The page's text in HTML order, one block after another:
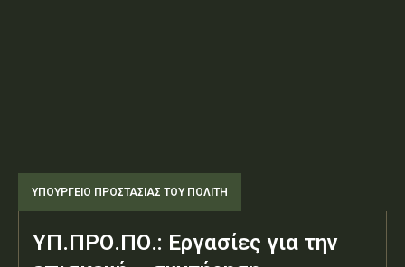
ΥΠΟΥΡΓΕΊΟ ΠΡΟΣΤΑΣΊΑΣ ΤΟΥ ΠΟΛΊΤΗ
ΥΠ.ΠΡΟ.ΠΟ.: Εργασίες για την